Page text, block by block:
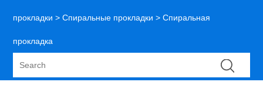
прокладки >Спиральные прокладки > Спиральная
прокладка